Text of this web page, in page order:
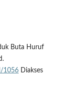
Buta Huruf
1056Diakses